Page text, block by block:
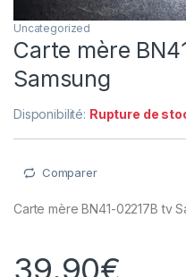
Uncategorized
Carte mère
Samsung
Disponibilité: Rupture de
Comparer
Carte mère BN41-02217B tv
39.90€